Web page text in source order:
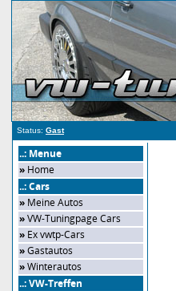
Status: Gast
..: Menue
» Home
..: Cars
» Meine Autos
»VW-Tuningpage Cars
» Ex vwtp-Cars
»Gastautos
»Winterautos
..: VW-Treffen